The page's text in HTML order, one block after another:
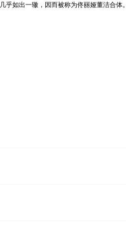
几乎如出一辙，因而被称为佟丽娅董洁合体。